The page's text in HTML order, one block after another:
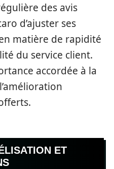
des avis
d’ajuster ses
matière de rapidité
du service client.
accordée à la
ET